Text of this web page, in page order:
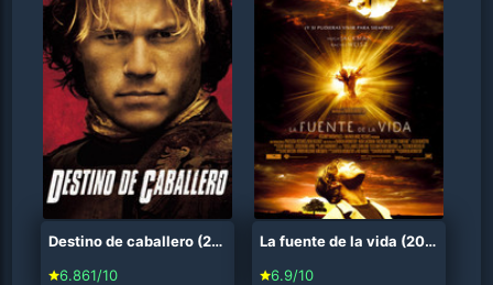
Destino de caballero (2001)
6.861/10
La fuente de la vida (2006)
6.9/10